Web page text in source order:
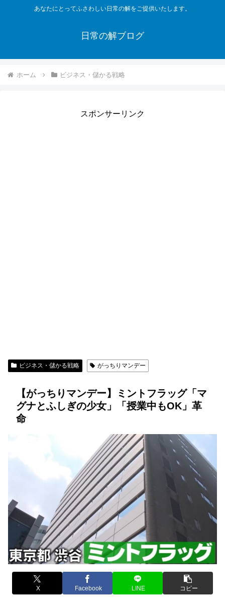
あなたにとってふさわしい日常の解をご提供いたします。
日常の解ブログ
ホーム ビジネス・儲かる戦略
スポンサーリンク
ビジネス・儲かる戦略 がっちりマンデー
【がっちりマンデー】ミントフラッグ「マ
グナとふしぎの少女」「授業中もOK」革
命
X Facebook LINE コピー